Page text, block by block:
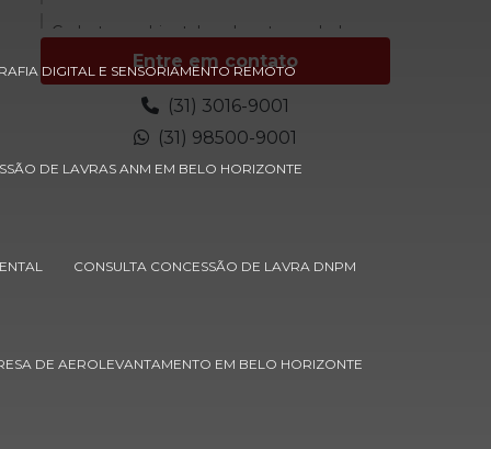
DIGITAL E SENSORIAMENTO REMOTO
DE LAVRAS ANM EM BELO HORIZONTE
CONSULTA CONCESSÃO DE LAVRA DNPM
DE AEROLEVANTAMENTO EM BELO HORIZONTE
Cadastro ambiental rural custo em belo
Cadastro ambiental rural custo em minas
Cadastro ambiental rural empresa
Cadastro ambiental rural preço
Entre em contato
(31) 3016-9001
(31) 98500-9001